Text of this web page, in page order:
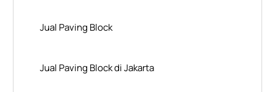
Jual Paving Block
Jual Paving Block di Jakarta